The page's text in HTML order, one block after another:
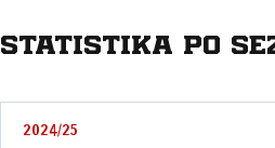
Statistika po
2024/25